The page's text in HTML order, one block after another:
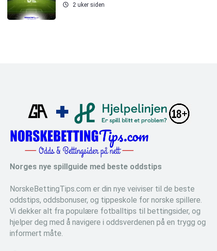
2 uker siden
Norges nye spillguide med beste oddstips
NorskeBettingTips.com er din nye veiviser til de beste
oddstips, oddsbonuser, og tippeskole for norske spillere.
Vi dekker alt fra populære fotballtips til bettingsider, og
hjelper deg med å navigere i oddsverdenen på en trygg og
informert måte.